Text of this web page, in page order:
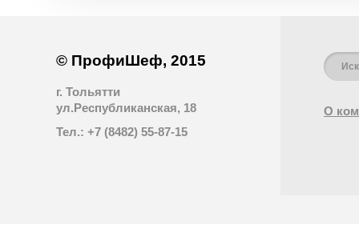
© ПрофиШеф, 2015
г. Тольятти
ул.Республиканская, 18
Тел.: +7 (8482) 55-87-15
О